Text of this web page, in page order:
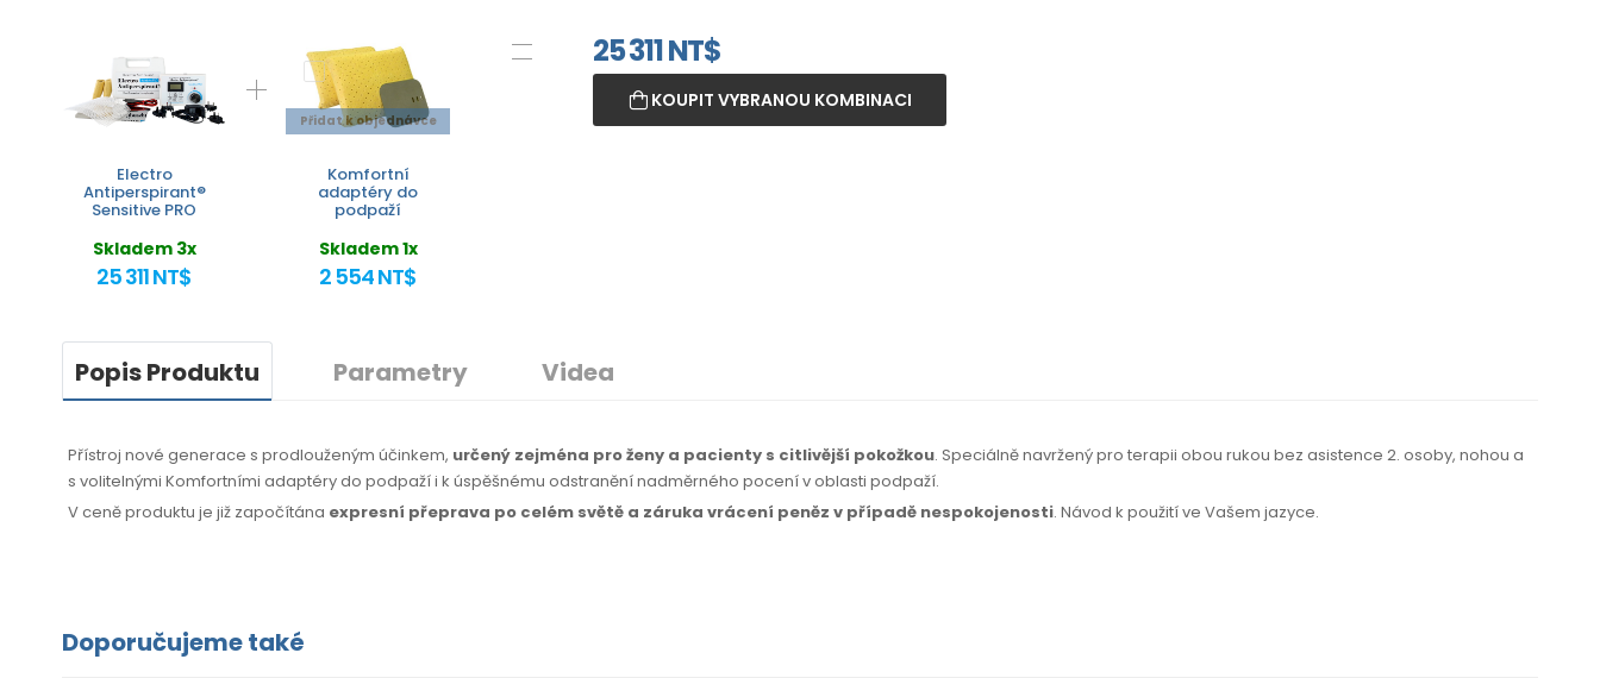
Electro
Antiperspirant®
Sensitive PRO
Skladem 3x
25 311 NT$
Přidat k objednávce
Komfortní
adaptéry do
podpaží
Skladem 1x
2 554 NT$
25 311NT$
KOUPIT VYBRANOU KOMBINACI
Popis Produktu Parametry Videa
Přístroj nové generace s prodlouženým účinkem, určený zejména pro ženy a pacienty s citlivější pokožkou. Speciálně navržený pro terapii obou rukou bez asistence 2. osoby, nohou a
s volitelnými Komfortními adaptéry do podpaží i k úspěšnému odstranění nadměrného pocení v oblasti podpaží.
V ceně produktu je již započítána expresní přeprava po celém světě a záruka vrácení peněz v případě nespokojenosti. Návod k použitíve Vašem jazyce.
Doporučujeme také